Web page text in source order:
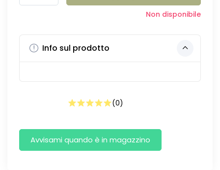
Non disponibile
Info sul prodotto
(0)